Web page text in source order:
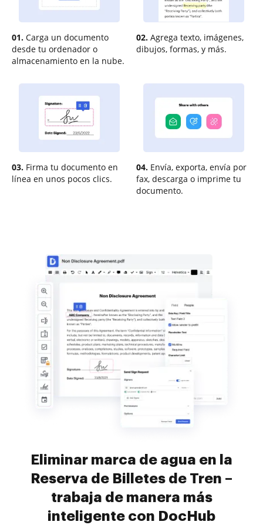
01. Carga un documento
desde tu ordenador o
almacenamiento en la nube.
02. Agrega texto, imágenes,
dibujos, formas, y más.
03. Firma tu documento en
línea en unos pocos clics.
04. Envía, exporta, envía por
fax, descarga o imprime tu
documento.
Eliminar marca de agua en la
Reserva de Billetes de Tren –
trabaja de manera más
inteligente con DocHub